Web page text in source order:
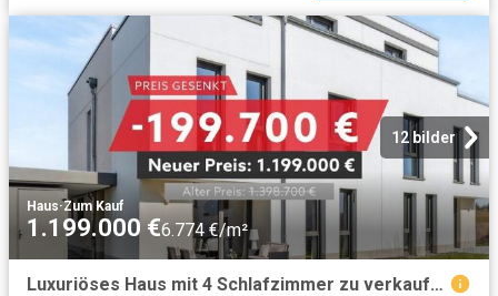
12 bilder
Haus·Zum Kauf
1.199.000 €6.774 €/m²
Luxuriöses Haus mit 4 Schlafzimmer zu verkaufen in Anhalterweg, 2, Wiesbaden, Regierungsbezirk Darmstadt, Hessen